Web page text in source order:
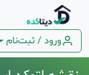
ورود / ثبت‌نام